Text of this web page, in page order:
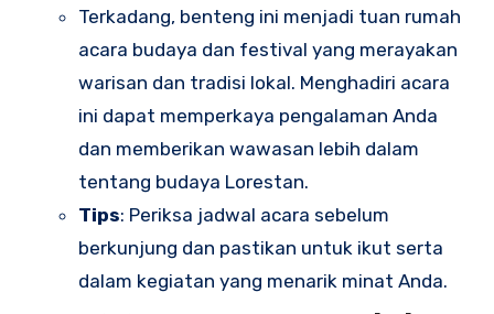
Terkadang, benteng ini menjadi tuan rumah
acara budaya dan festival yang merayakan
warisan dan tradisi lokal. Menghadiri acara
ini dapat memperkaya pengalaman Anda
dan memberikan wawasan lebih dalam
tentang budaya Lorestan.
Tips: Periksa jadwal acara sebelum
berkunjung dan pastikan untuk ikut serta
dalam kegiatan yang menarik minat Anda.